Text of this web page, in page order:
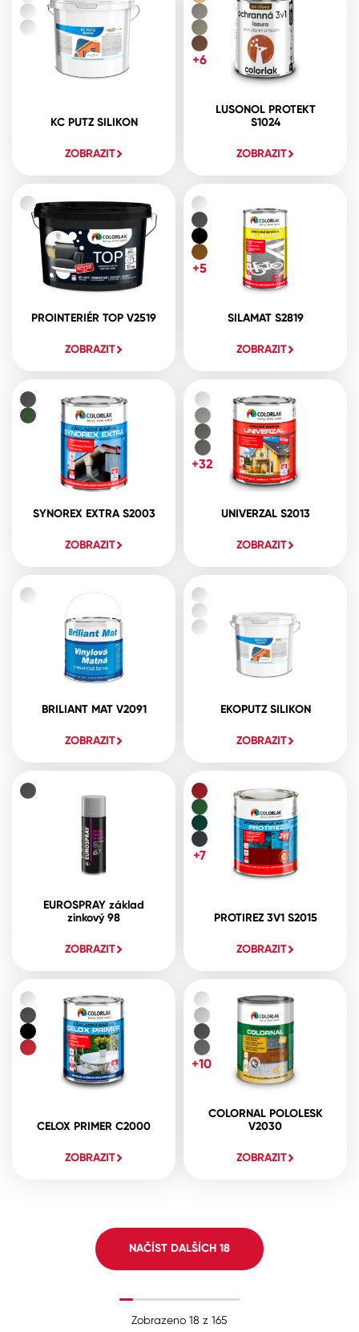
KC PUTZ SILIKON
ZOBRAZIT
LUSONOL PROTEKT
S1024
ZOBRAZIT
+6
PROINTERIÉR TOP V2519
ZOBRAZIT
SILAMAT S2819
ZOBRAZIT
+5
SYNOREX EXTRA S2003
ZOBRAZIT
UNIVERZAL S2013
ZOBRAZIT
+32
BRILIANT MAT V2091
ZOBRAZIT
EKOPUTZ SILIKON
ZOBRAZIT
EUROSPRAY základ
zinkový 98
ZOBRAZIT
PROTIREZ 3V1 S2015
ZOBRAZIT
+7
CELOX PRIMER C2000
ZOBRAZIT
COLORNAL POLOLESK
V2030
ZOBRAZIT
+10
NAČÍST DALŠÍCH 18
Zobrazeno 18 z 165